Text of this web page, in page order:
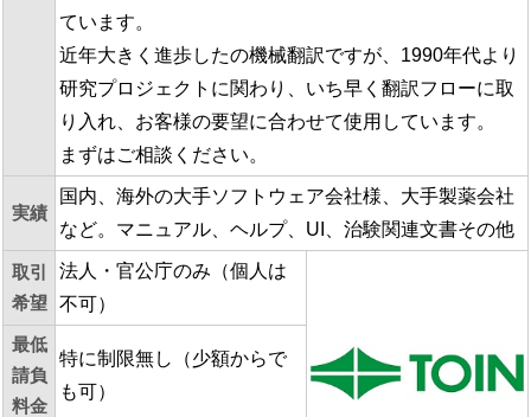
ています。
近年大きく進歩したの機械翻訳ですが、1990年代より
研究プロジェクトに関わり、いち早く翻訳フローに取
り入れ、お客様の要望に合わせて使用しています。
まずはご相談ください。
実績
国内、海外の大手ソフトウェア会社様、大手製薬会社
など。マニュアル、ヘルプ、UI、治験関連文書その他
取引
希望
法人・官公庁のみ（個人は
不可）
最低
請負
料金
特に制限無し（少額からで
も可）